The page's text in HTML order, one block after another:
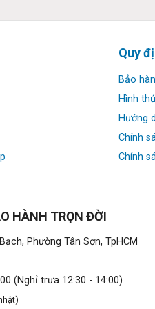
1.35kg cấu thành từ nhôm
thông minh khi sử dụng
Quy
Bảo
Hình
Hướng
Chính
Chính
HÀNH TRỌN ĐỜI
Phường Tân Sơn, TpHCM
(Nghỉ trưa 12:30 - 14:00)